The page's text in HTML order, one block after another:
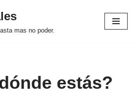
mas no poder.
estás?